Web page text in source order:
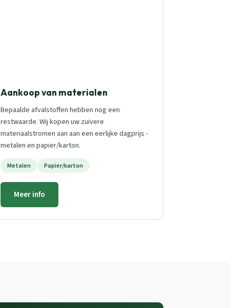
Aankoop van materialen
Bepaalde afvalstoffen hebben nog een
restwaarde. Wij kopen uw zuivere
materiaalstromen aan aan een eerlijke dagprijs -
metalen en papier/karton.
Metalen Papier/karton
Meer info